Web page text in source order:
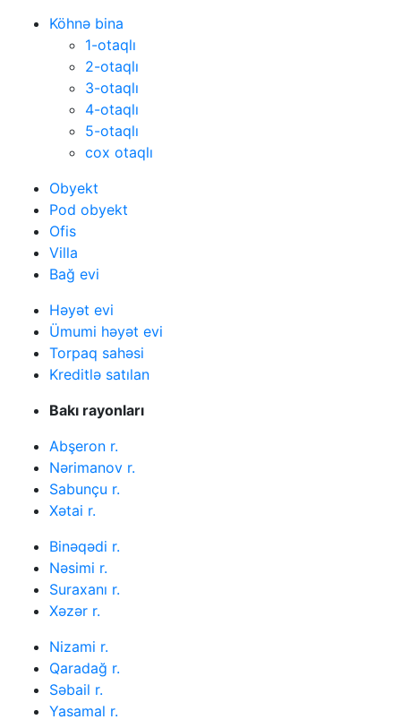
Köhnə bina
1-otaqlı
2-otaqlı
3-otaqlı
4-otaqlı
5-otaqlı
cox otaqlı
Obyekt
Pod obyekt
Ofis
Villa
Bağ evi
Həyət evi
Ümumi həyət evi
Torpaq sahəsi
Kreditlə satılan
Bakı rayonları
Abşeron r.
Nərimanov r.
Sabunçu r.
Xətai r.
Binəqədi r.
Nəsimi r.
Suraxanı r.
Xəzər r.
Nizami r.
Qaradağ r.
Səbail r.
Yasamal r.